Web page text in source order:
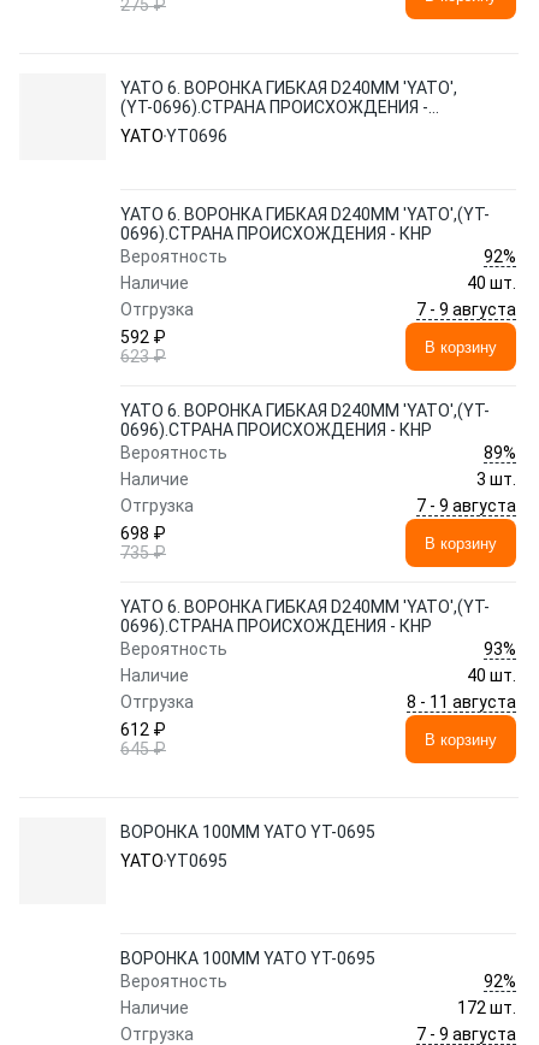
275 ₽
YATO 6. ВОРОНКА ГИБКАЯ D240ММ 'YATO',
(YT-0696).СТРАНА ПРОИСХОЖДЕНИЯ -
КНР
YATOYT0696
YATO 6. ВОРОНКА ГИБКАЯ D240ММ 'YATO',(YT-
0696).СТРАНА ПРОИСХОЖДЕНИЯ - КНР
Вероятность
92%
Наличие
40 шт.
Отгрузка
7 - 9 августа
592 ₽
623 ₽
В корзину
YATO 6. ВОРОНКА ГИБКАЯ D240ММ 'YATO',(YT-
0696).СТРАНА ПРОИСХОЖДЕНИЯ - КНР
Вероятность
89%
Наличие
3 шт.
Отгрузка
7 - 9 августа
698 ₽
735 ₽
В корзину
YATO 6. ВОРОНКА ГИБКАЯ D240ММ 'YATO',(YT-
0696).СТРАНА ПРОИСХОЖДЕНИЯ - КНР
Вероятность
93%
Наличие
40 шт.
Отгрузка
8 - 11 августа
612 ₽
645 ₽
В корзину
ВОРОНКА 100ММ YATO YT-0695
YATOYT0695
ВОРОНКА 100ММ YATO YT-0695
Вероятность
92%
Наличие
172 шт.
Отгрузка
7 - 9 августа